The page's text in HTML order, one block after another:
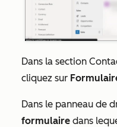
Dans la section
cliquez sur
Dans le panneau de
formulaire dans